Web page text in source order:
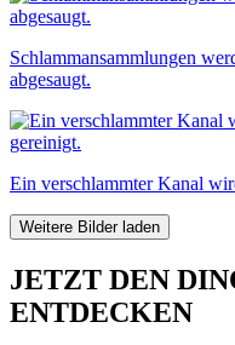
Schlammansammlungen
abgesaugt.
Ein verschlammter Kanal
Weitere Bilder laden
JETZT DEN
ENTDECKEN